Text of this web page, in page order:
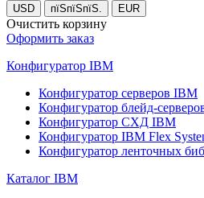
USD пїЅпїЅпїЅ. EUR
Очистить корзину
Оформить заказ
Конфигуратор IBM
Конфигуратор серверов IBM
Конфигуратор блейд-
Конфигуратор СХД IBM
Конфигуратор IBM Flex
Конфигуратор ленточных
Каталог IBM